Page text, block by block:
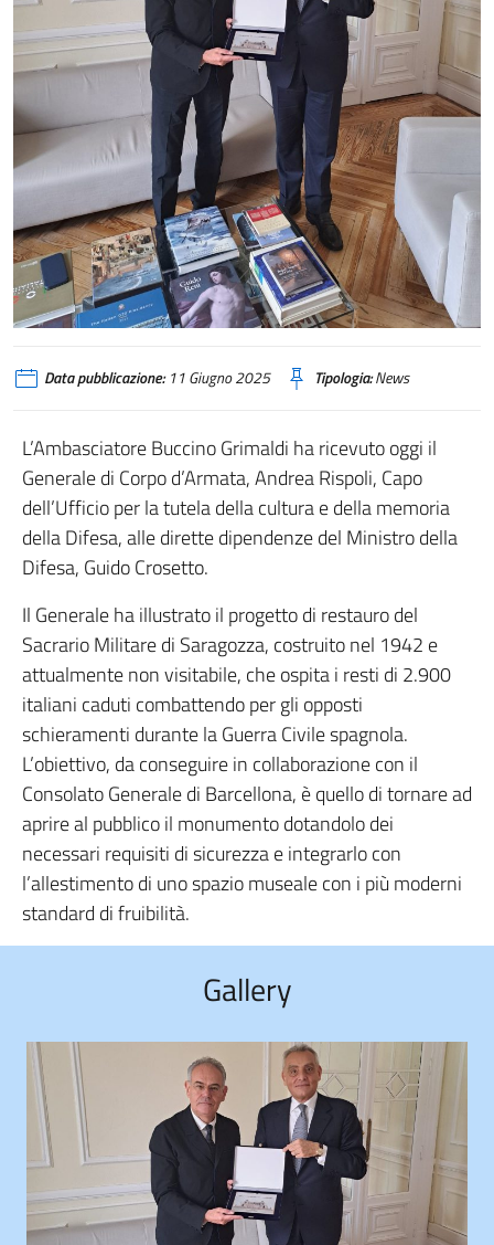
Data pubblicazione:11 Giugno 2025 Tipologia:News
L’Ambasciatore Buccino Grimaldi ha ricevuto oggi il
Generale di Corpo d’Armata, Andrea Rispoli, Capo
dell’Ufficio per la tutela della cultura e della memoria
della Difesa, alle dirette dipendenze del Ministro della
Difesa, Guido Crosetto.
Il Generale ha illustrato il progetto di restauro del
Sacrario Militare di Saragozza, costruito nel 1942 e
attualmente non visitabile, che ospita i resti di 2.900
italiani caduti combattendo per gli opposti
schieramenti durante la Guerra Civile spagnola.
L’obiettivo, da conseguire in collaborazione con il
Consolato Generale di Barcellona, è quello di tornare ad
aprire al pubblico il monumento dotandolo dei
necessari requisiti di sicurezza e integrarlo con
l’allestimento di uno spazio museale con i più moderni
standard di fruibilità.
Gallery